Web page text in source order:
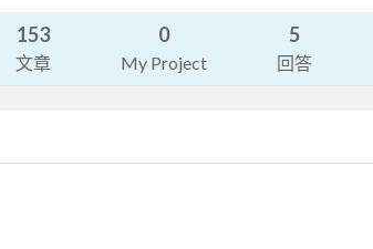
153
文章
0
My Project
5
回答